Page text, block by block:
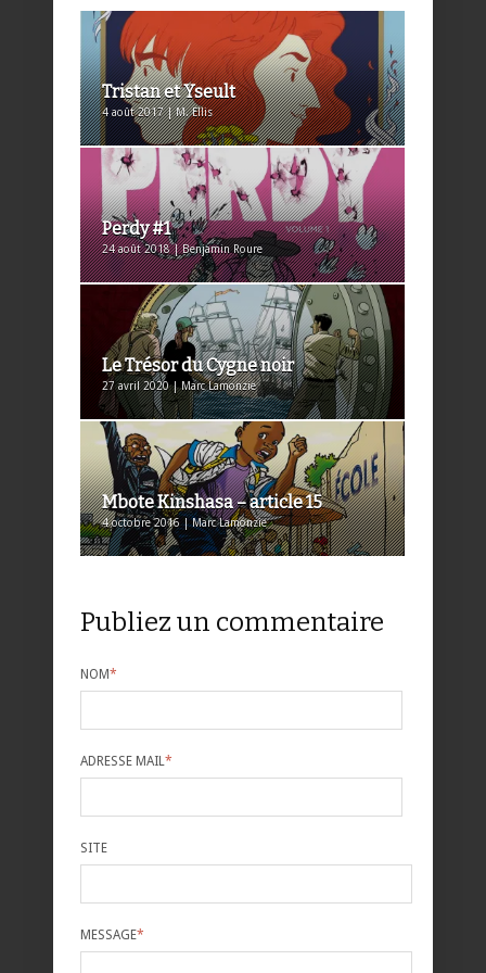
Tristan et Yseult
4 août 2017 | M. Ellis
Perdy #1
24 août 2018 | Benjamin Roure
Le Trésor du Cygne noir
27 avril 2020 | Marc Lamonzie
Mbote Kinshasa – article 15
4 octobre 2016 | Marc Lamonzie
Publiez un commentaire
NOM*
ADRESSE MAIL*
SITE
MESSAGE*